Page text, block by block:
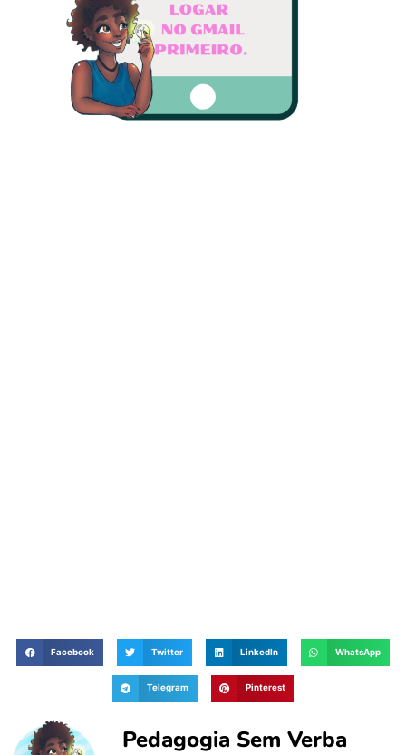
Facebook Twitter LinkedIn WhatsApp
Telegram Pinterest
Pedagogia Sem Verba